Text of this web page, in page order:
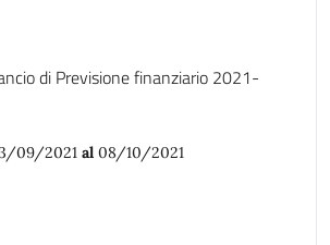
di Previsione finanziario 2021-
09/2021 al 08/10/2021